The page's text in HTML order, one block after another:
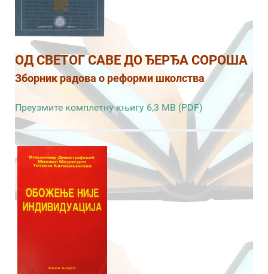
ОД СВЕТОГ САВЕ ДО ЂЕРЂА СОРОША
Зборник радова о реформи школства
Преузмите комплетну књигу 6,3 MB (PDF)